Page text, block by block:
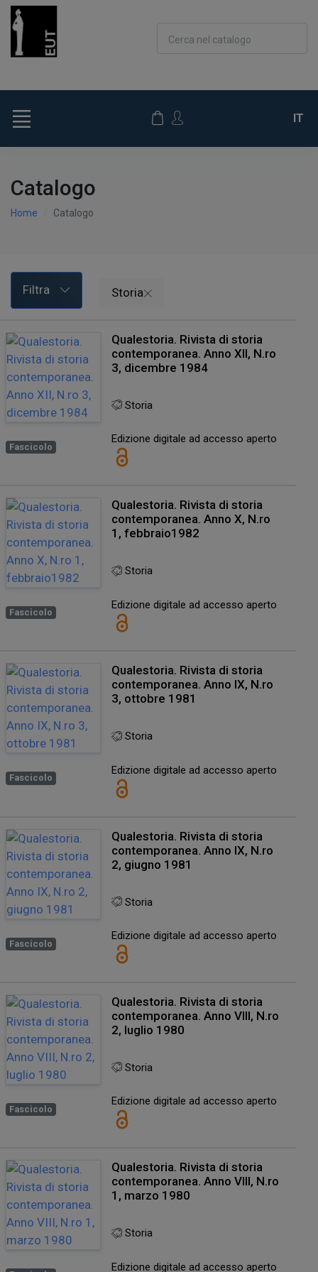
Cerca nel catalogo
IT
Catalogo
Home Catalogo
Filtra Storia
Fascicolo
Qualestoria. Rivista di storia
contemporanea. Anno XII, N.ro
3, dicembre 1984
Storia
Edizione digitale ad accesso aperto
Fascicolo
Qualestoria. Rivista di storia
contemporanea. Anno X, N.ro
1, febbraio1982
Storia
Edizione digitale ad accesso aperto
Fascicolo
Qualestoria. Rivista di storia
contemporanea. Anno IX, N.ro
3, ottobre 1981
Storia
Edizione digitale ad accesso aperto
Fascicolo
Qualestoria. Rivista di storia
contemporanea. Anno IX, N.ro
2, giugno 1981
Storia
Edizione digitale ad accesso aperto
Fascicolo
Qualestoria. Rivista di storia
contemporanea. Anno VIII, N.ro
2, luglio 1980
Storia
Edizione digitale ad accesso aperto
Qualestoria. Rivista di storia
contemporanea. Anno VIII, N.ro
1, marzo 1980
Storia
Edizione digitale ad accesso aperto